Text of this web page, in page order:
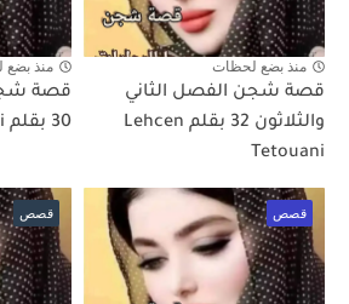
منذ بضع لحظات
قصة شجن الفصل الثاني
والثلاثون 32 بقلم Lehcen
Tetouani
منذ
قصة
30 بقلم Lehcen Tetouani
قصص قصص